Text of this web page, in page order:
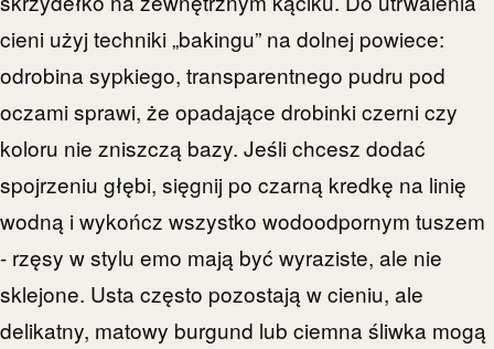
cieni użyj techniki „bakingu” na dolnej powiece:
odrobina sypkiego, transparentnego pudru pod
oczami sprawi, że opadające drobinki czerni czy
koloru nie zniszczą bazy. Jeśli chcesz dodać
spojrzeniu głębi, sięgnij po czarną kredkę na linię
wodną i wykończ wszystko wodoodpornym tuszem
- rzęsy w stylu emo mają być wyraziste, ale nie
sklejone. Usta często pozostają w cieniu, ale
delikatny, matowy burgund lub ciemna śliwka mogą